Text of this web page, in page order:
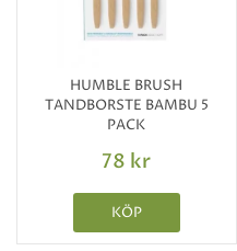
HUMBLE BRUSH
TANDBORSTE BAMBU 5
PACK
78 kr
KÖP